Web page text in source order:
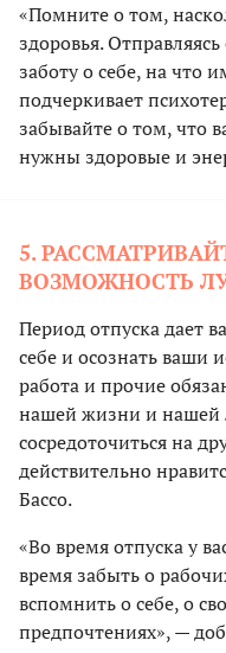
«Помните о том,
здоровья.
заботу о себе, на что
подчеркивает
забывайте о том, что
нужны здоровые и
5.
ВОЗМОЖНОСТЬ
Период отпуска дает
себе и осознать ваши
работа и прочие
нашей жизни и нашей
сосредоточиться на
действительно
Бассо.
«Во время отпуска у
время забыть о
вспомнить о себе, о
предпочтениях», —